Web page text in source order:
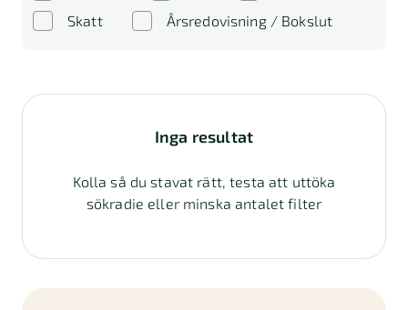
Skatt
Årsredovisning / Bokslut
Inga resultat
Kolla så du stavat rätt, testa att uttöka
sökradie eller minska antalet filter